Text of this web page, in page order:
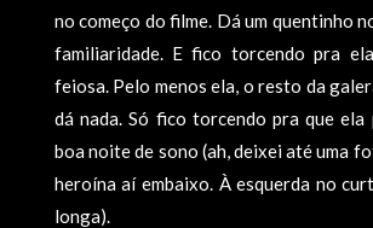
no começo do filme. Dá um quentinho
familiaridade. E fico torcendo pra
feiosa. Pelo menos ela, o resto da
dá nada. Só fico torcendo pra que ela
boa noite de sono (ah, deixei até uma
heroí­na aí­ embaixo. À esquerda no
longa).